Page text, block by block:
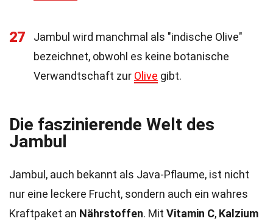
27
Jambul wird manchmal als "indische Olive"
bezeichnet, obwohl es keine botanische
Verwandtschaft zur Olive gibt.
Die faszinierende Welt des
Jambul
Jambul, auch bekannt als Java-Pflaume, ist nicht
nur eine leckere Frucht, sondern auch ein wahres
Kraftpaket an Nährstoffen. Mit Vitamin C, Kalzium